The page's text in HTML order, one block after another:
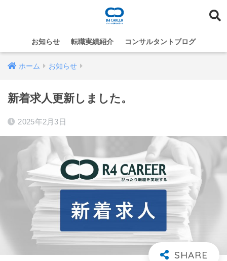
お知らせ 転職実績紹介 コンサルタントブログ
ホーム お知らせ
新着求人更新しました。
2025年2月3日